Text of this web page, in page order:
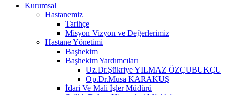
Kurumsal
Hastanemiz
Tarihçe
Misyon Vizyon ve Değerlerimiz
Hastane Yönetimi
Başhekim
Başhekim Yardımcıları
Uz.Dr.Şükriye YILMAZ ÖZÇUBUKÇU
Op.Dr.Musa KARAKUŞ
İdari Ve Mali İşler Müdürü